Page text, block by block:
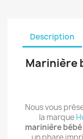
Description
Marinière
Nous vous
la marque
marinière